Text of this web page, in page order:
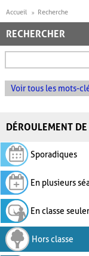
Accueil Recherche
RECHERCHER
Voir tous les mots-
DÉROULEMENT
Sporadiques
En plusieurs
En classe
Hors classe